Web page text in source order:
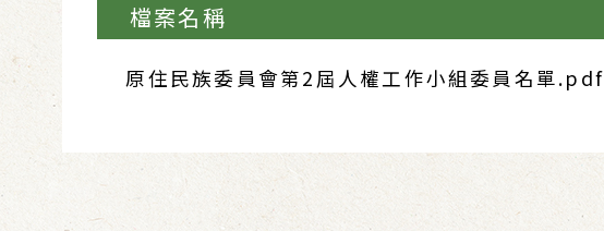
檔案名稱
原住民族委員會第2屆人權工作小組委員名單.pdf